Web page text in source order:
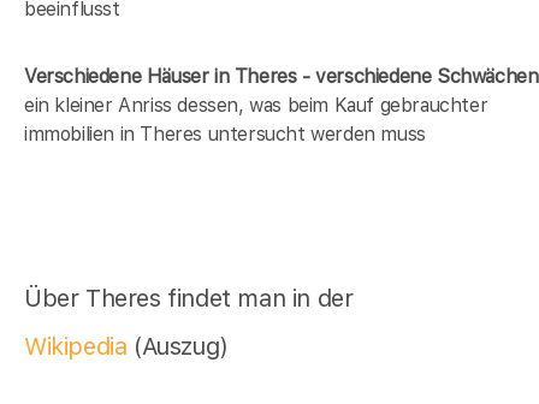
beeinflusst
Verschiedene Häuser in Theres - verschiedene Schwächen
ein kleiner Anriss dessen, was beim Kauf gebrauchter
immobilien in Theres untersucht werden muss
Über Theres findet man in der
Wikipedia (Auszug)